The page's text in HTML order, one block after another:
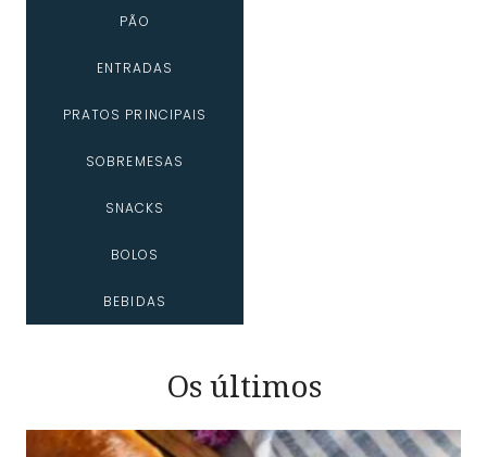
PÃO
ENTRADAS
PRATOS PRINCIPAIS
SOBREMESAS
SNACKS
BOLOS
BEBIDAS
Os últimos